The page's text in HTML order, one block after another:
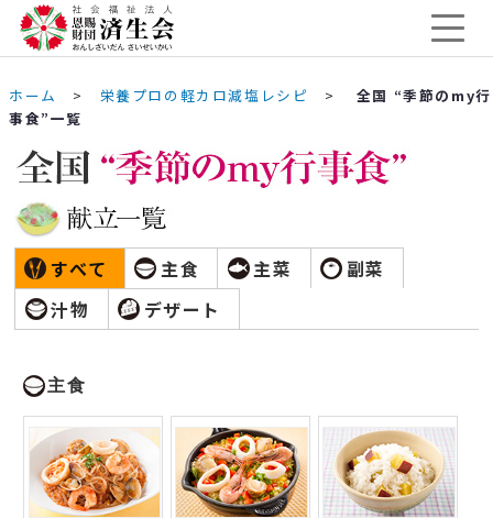
ホーム > 栄養プロの軽カロ減塩レシピ > 全国 “季節のmy行
事食”一覧
すべて 主食 主菜
副菜
汁物
デザート
主食